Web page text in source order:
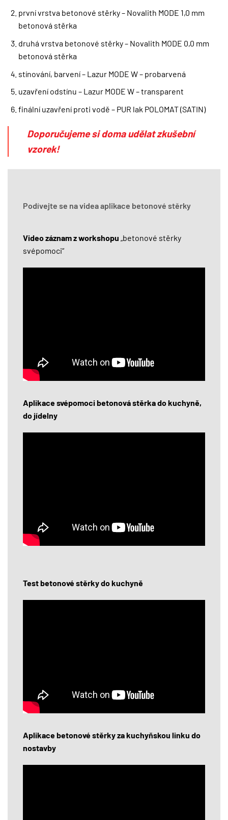
první vrstva betonové stěrky – Novalith MODE 1,0 mm
betonová stěrka
druhá vrstva betonové stěrky – Novalith MODE 0,0 mm
betonová stěrka
stínování, barvení – Lazur MODE W – probarvená
uzavření odstínu – Lazur MODE W – transparent
finální uzavření proti vodě – PUR lak POLOMAT (SATIN)
Doporučujeme si doma udělat zkušební
vzorek!
Podívejte se na videa aplikace betonové stěrky
Video záznam z workshopu „betonové stěrky
svépomoci“
Aplikace svépomoci betonová stěrka do kuchyně,
do jídelny
Test betonové stěrky do kuchyně
Aplikace betonové stěrky za kuchyňskou linku do
nostavby